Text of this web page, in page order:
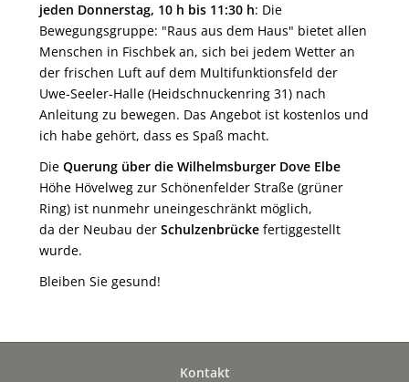
jeden Donnerstag, 10 h bis 11:30 h: Die
Bewegungsgruppe: "Raus aus dem Haus" bietet allen
Menschen in Fischbek an, sich bei jedem Wetter an
der frischen Luft auf dem Multifunktionsfeld der
Uwe-Seeler-Halle (Heidschnuckenring 31) nach
Anleitung zu bewegen. Das Angebot ist kostenlos und
ich habe gehört, dass es Spaß macht.
DieQuerung über die Wilhelmsburger Dove Elbe
Höhe Hövelweg zur Schönenfelder Straße (grüner
Ring) ist nunmehr uneingeschränkt möglich,
da der Neubau derSchulzenbrücke fertiggestellt
wurde.
Bleiben Sie gesund!
Kontakt